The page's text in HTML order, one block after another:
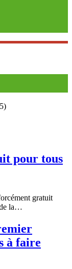
pour tous
gratuit
de la…
à faire